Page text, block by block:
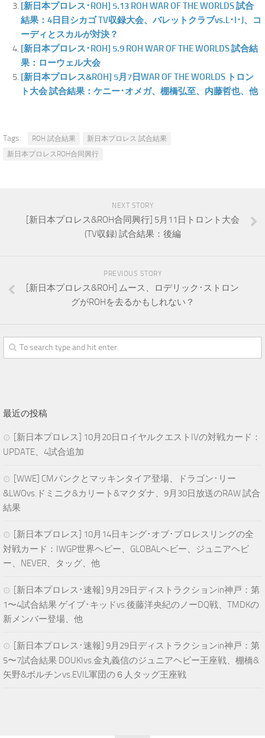
[新日本プロレス･ROH] 5.13 ROH WAR OF THE WORLDS 試合
結果：4日目シカゴ TV収録大会、バレットクラブvs.L･I･J、コ
ーディとスカルが対決？
[新日本プロレス･ROH] 5.9 ROH WAR OF THE WORLDS 試合結
果：ローウェル大会
[新日本プロレス&ROH] 5月7日WAR OF THE WORLDS トロン
ト大会 試合結果：ケニー･オメガ、棚橋弘至、内藤哲也、他
Tags: ROH 試合結果
新日本プロレス 試合結果
新日本プロレスROH合同興行
NEXT STORY
[新日本プロレス&ROH合同興行] 5月11日トロント大会
(TV収録) 試合結果：後編
PREVIOUS STORY
[新日本プロレス&ROH] ムース、ロデリック･ストロン
グがROHを去るかもしれない？
最近の投稿
[新日本プロレス] 10月20日ロイヤルクエストIVの対戦カード：
UPDATE、4試合追加
[WWE] CMパンクとマッキンタイア登場、ドラゴン･リー
&LWOvs.ドミニク&カリート&マクダナ、9月30日放送のRAW 試合
結果
[新日本プロレス] 10月14日キング･オブ･プロレスリングの全
対戦カード：IWGP世界ヘビー、GLOBALヘビー、ジュニアヘビ
ー、NEVER、タッグ、他
[新日本プロレス･速報] 9月29日ディストラクションin神戸：第
1〜4試合結果 ゲイブ･キッドvs.後藤洋央紀のノーDQ戦、TMDKの
新メンバー登場、他
[新日本プロレス･速報] 9月29日ディストラクションin神戸：第
5〜7試合結果 DOUKIvs.金丸義信のジュニアヘビー王座戦、棚橋&
矢野&ボルチンvs.EVIL軍団の６人タッグ王座戦